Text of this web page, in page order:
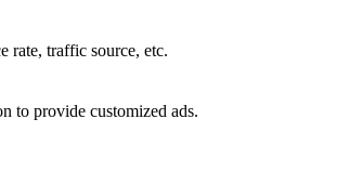
rate, traffic source, etc.
to provide customized ads.